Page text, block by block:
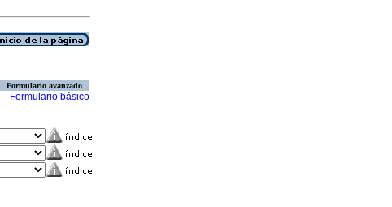
Formulario avanzado
Formulario básico